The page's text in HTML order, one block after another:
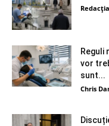
Reguli
vor
sunt...
Chris